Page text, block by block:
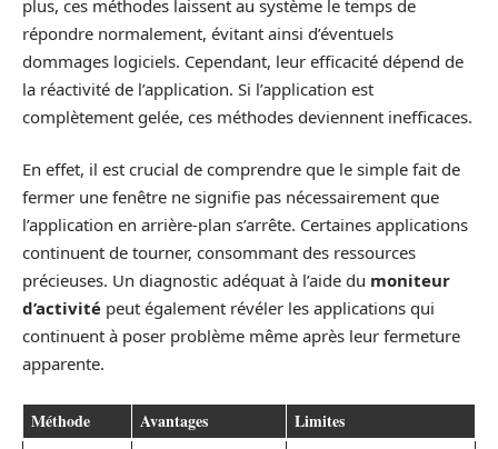
plus, ces méthodes laissent au système le temps de
répondre normalement, évitant ainsi d’éventuels
dommages logiciels. Cependant, leur efficacité dépend de
la réactivité de l’application. Si l’application est
complètement gelée, ces méthodes deviennent inefficaces.
En effet, il est crucial de comprendre que le simple fait de
fermer une fenêtre ne signifie pas nécessairement que
l’application en arrière-plan s’arrête. Certaines applications
continuent de tourner, consommant des ressources
précieuses. Un diagnostic adéquat à l’aide du moniteur
d’activité peut également révéler les applications qui
continuent à poser problème même après leur fermeture
apparente.
Méthode Avantages Limites